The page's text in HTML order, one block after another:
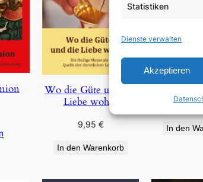
Statistiken
Dienste verwalten
Akzeptieren
Wo die Güte und die
Liebe wohnt
9,95 €
In den Warenkorb
„Für viele
In den